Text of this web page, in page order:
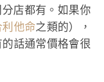
店都有。如果你
利他命之類的），
話通常價格會很